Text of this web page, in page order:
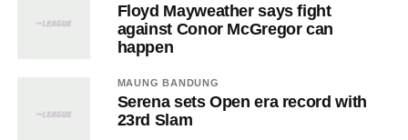
Floyd Mayweather says fight
against Conor McGregor can
happen
MAUNG BANDUNG
Serena sets Open era record with
23rd Slam